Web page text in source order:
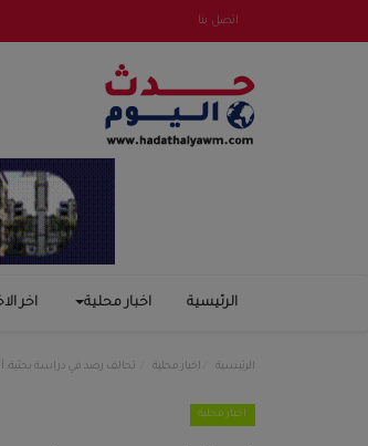
اتصل بنا
الرئيسية اخبار محلية اخر
الرئيسية اخبار محلية تحالف رصد في دراسة بحثية:
اخبار محلية